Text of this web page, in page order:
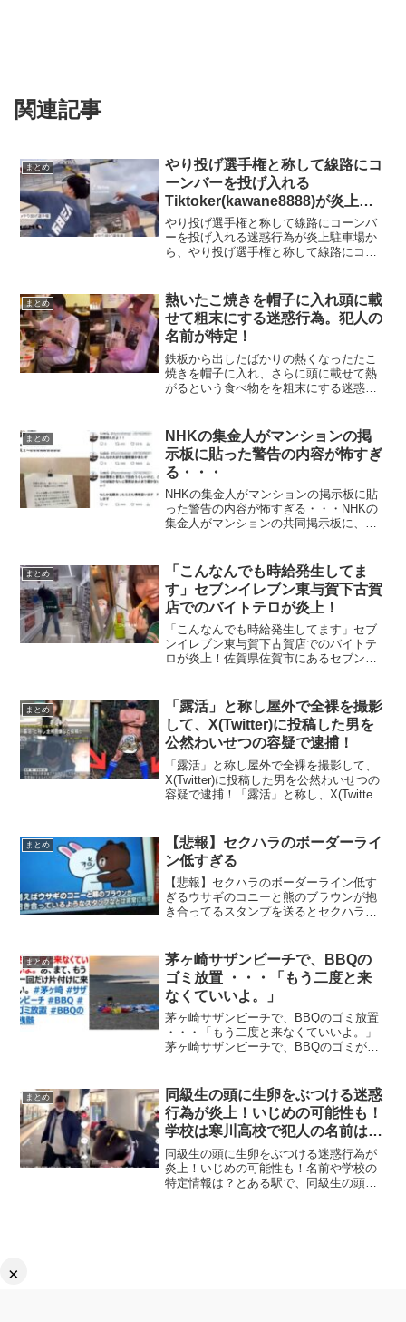
×
関連記事
まとめ
やり投げ選手権と称して線路にコ
ーンバーを投げ入れる
Tiktoker(kawane8888)が炎上！
犯人の名前は未特定で撮影場所は
予讃線の伊予大洲－西大洲駅間
やり投げ選手権と称して線路にコーンバ
ーを投げ入れる迷惑行為が炎上駐車場か
ら、やり投げ選手権と称して線路にコー
す、炎上というかむしろ犯罪行為なので
事件の追及が待たれます。...
まとめ
熱いたこ焼きを帽子に入れ頭に載
せて粗末にする迷惑行為。犯人の
名前が特定！
鉄板から出したばかりの熱くなったたこ
焼きを帽子に入れ、さらに頭に載せて熱
がるという食べ物をを粗末にする迷惑行
為たこ焼きを頭の上に乗せて粗末にする
迷惑行為これはアウト？セ...
まとめ
NHKの集金人がマンションの掲
示板に貼った警告の内容が怖すぎ
る・・・
NHKの集金人がマンションの掲示板に貼
った警告の内容が怖すぎる・・・NHKの
集金人がマンションの共同掲示板に、誹
ットの反応これ一行目は働いてるじゃな
くて動いてると書きた...
まとめ
「こんなんでも時給発生してま
す」セブンイレブン東与賀下古賀
店でのバイトテロが炎上！
「こんなんでも時給発生してます」セブ
ンイレブン東与賀下古賀店でのバイトテ
ロが炎上！佐賀県佐賀市にあるセブンイ
店内で暴れたりと酷すぎると話題になっ
ています。 ネットの声これ...
まとめ
「露活」と称し屋外で全裸を撮影
して、X(Twitter)に投稿した男を
公然わいせつの容疑で逮捕！
「露活」と称し屋外で全裸を撮影して、
X(Twitter)に投稿した男を公然わいせつの
容疑で逮捕！「露活」と称し、X(Twitter)
会社員や大学生ら２２～４５歳の男を
書...
まとめ
【悲報】セクハラのボーダーライ
ン低すぎる
【悲報】セクハラのボーダーライン低す
ぎるウサギのコニーと熊のブラウンが抱
き合ってるスタンプを送るとセクハラ認
っています。ネットの声LINEスタンプも
こんなところで取り上...
まとめ
茅ヶ崎サザンビーチで、BBQの
ゴミ放置 ・・・「もう二度と来
なくていいよ。」
茅ヶ崎サザンビーチで、BBQのゴミ放置
・・・「もう二度と来なくていいよ。」
茅ヶ崎サザンビーチで、BBQのゴミが不
二度と来なくていいよ。あ、まて、もう
一回だけ片付けに...
まとめ
同級生の頭に生卵をぶつける迷惑
行為が炎上！いじめの可能性も！
学校は寒川高校で犯人の名前は未
特定
同級生の頭に生卵をぶつける迷惑行為が
炎上！いじめの可能性も！名前や学校の
特定情報は？とある駅で、同級生の頭に